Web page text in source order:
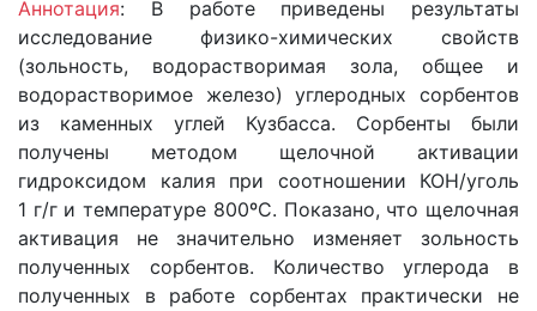
Аннотация: В работе приведены результаты
исследование физико-химических свойств
(зольность, водорастворимая зола, общее и
водорастворимое железо) углеродных сорбентов
из каменных углей Кузбасса. Сорбенты были
получены методом щелочной активации
гидроксидом калия при соотношении КОН/уголь
1 г/г и температуре 800ºС. Показано, что щелочная
активация не значительно изменяет зольность
полученных сорбентов. Количество углерода в
полученных в работе сорбентах практически не